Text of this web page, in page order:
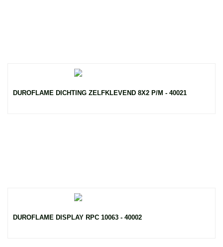
DUROFLAME DICHTING ZELFKLEVEND 8X2 P/M - 40021
DUROFLAME DISPLAY RPC 10063 - 40002